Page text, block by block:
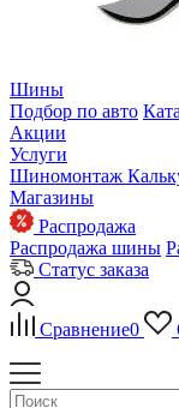
Шины
Подбор по авто
Акции
Услуги
Шиномонтаж
Магазины
Распродажа
Распродажа шины
Статус заказа
Сравнение0